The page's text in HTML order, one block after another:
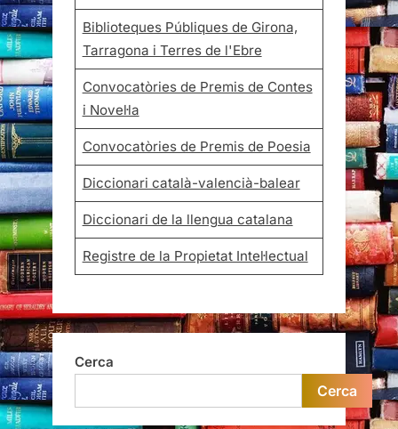
Biblioteques Públiques de Girona,
Tarragona i Terres de l'Ebre
Convocatòries de Premis de Contes
i Novel·la
Convocatòries de Premis de Poesia
Diccionari català-valencià-balear
Diccionari de la llengua catalana
Registre de la Propietat Intel·lectual
Cerca
Cerca